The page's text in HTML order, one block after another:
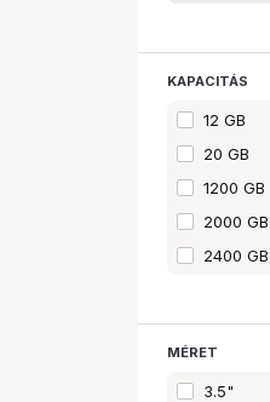
KAPACITÁS
12 GB
20 GB
1200 GB
2000 GB
2400 GB
6000 GB
8000 GB
10000 GB
MÉRET
3.5"